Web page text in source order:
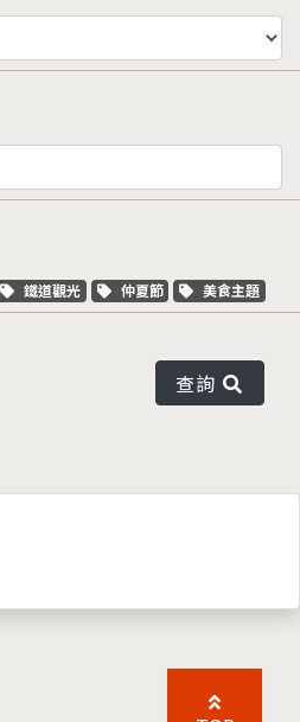
關鍵字標籤
鐵道觀光 關鍵字標籤
仲夏節 關鍵字標籤
美食主題
查詢